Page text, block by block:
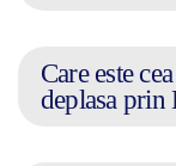
Care este
deplasa prin